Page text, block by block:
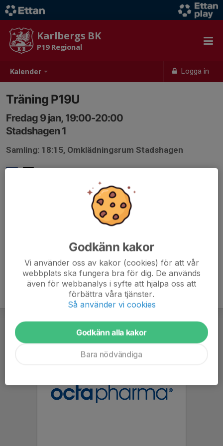
Kalender Logga in
Karlbergs BK
P19 Regional
Träning P19U
Fredag 9 jan, 19:00-20:00
Stadshagen 1
Samling: 18:15, Omklädningsrum Stadshagen
Godkänn kakor
Vi använder oss av kakor (cookies) för att vår
webbplats ska fungera bra för dig. De används
även för webbanalys i syfte att hjälpa oss att
förbättra våra tjänster.
Så använder vi cookies
Godkänn alla kakor
Bara nödvändiga